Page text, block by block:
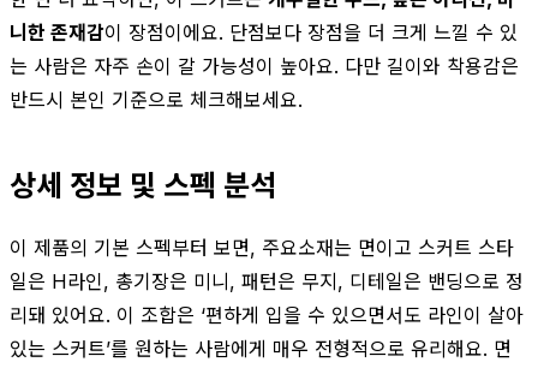
니한 존재감이 장점이에요. 단점보다 장점을 더 크게 느낄 수 있
는 사람은 자주 손이 갈 가능성이 높아요. 다만 길이와 착용감은
반드시 본인 기준으로 체크해보세요.
상세 정보 및 스펙 분석
이 제품의 기본 스펙부터 보면, 주요소재는 면이고 스커트 스타
일은 H라인, 총기장은 미니, 패턴은 무지, 디테일은 밴딩으로 정
리돼 있어요. 이 조합은 ‘편하게 입을 수 있으면서도 라인이 살아
있는 스커트’를 원하는 사람에게 매우 전형적으로 유리해요. 면